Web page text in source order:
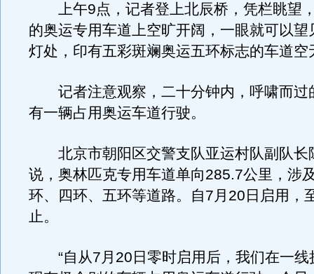
上午9点，记者登上北辰桥，凭栏眺望
的奥运专用车道上空旷开阔，一眼就可以望
灯处，印有五彩斑斓奥运五环标志的车道空
记者注意观察，二十分钟内，呼啸而过
有一辆占用奥运车道行驶。
北京市朝阳区交警支队亚运村队副队长
说，奥林匹克专用车道单向285.7公里，涉
环、四环、五环等道路。自7月20日启用，
止。
“自从7月20日零时启用后，我们在一线